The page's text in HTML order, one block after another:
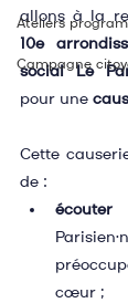
Ateliers
Campagne
10e
social Le
pour une
Cette
de :
cœur ;